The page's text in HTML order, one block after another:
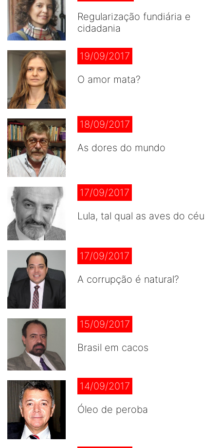
Regularização fundiária e
cidadania
19/09/2017
O amor mata?
18/09/2017
As dores do mundo
17/09/2017
Lula, tal qual as aves do céu
17/09/2017
A corrupção é natural?
15/09/2017
Brasil em cacos
14/09/2017
Óleo de peroba